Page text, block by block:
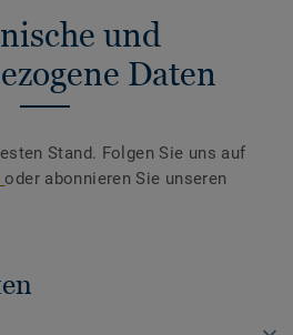
und
Daten
Stand. Folgen Sie uns auf
oder abonnieren Sie unseren